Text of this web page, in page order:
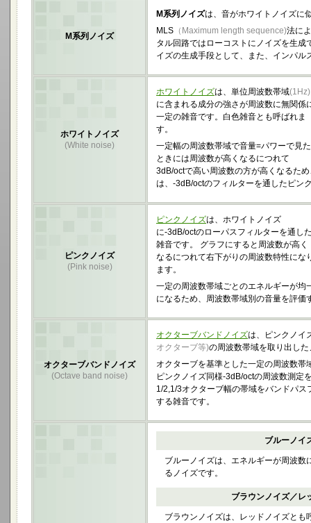
M系列ノイズ
M系列ノイズは、音がホワイトノイズに
MLS （Maximum length sequence)法に
タル回路ではローコストにノイズを生成
イズの生成手段として、また、インパル
ホワイトノイズ
(White noise)
ホワイトノイズは、単位周波数帯域(1Hz)
に含まれる成分の強さが周波数に無関係
一定の雑音です。白色雑音とも呼ばれま
す。
一定幅の周波数帯域で音量=パワーで見た
ときには周波数が高くなるにつれて
3dB/octで高い周波数の方が高くなるた
は、-3dB/octのフィルターを通したピン
ピンクノイズ
(Pink noise)
ピンクノイズは、ホワイトノイズ
に-3dB/octのローパスフィルターを通し
雑音です。 グラフにすると周波数が高く
なるにつれて右下がりの周波数特性にな
ます。
一定の周波数帯域ごとのエネルギーが均
になるため、周波数帯域別の音量を評価
オクターブバンドノイズ
(Octave band noise)
オクターブバンドノイズは、ピンクノイ
オクターブ等)の周波数帯域を取り出し
オクターブを基準とした一定の周波数帯
ピンクノイズ同様-3dB/octの周波数測定
1/2,1/3オクターブ幅の帯域をバンドパス
する雑音です。
ブルーノイ
ブルーノイズは、エネルギーが周波数
るノイズです。
ブラウンノイズ／ レ
ブラウンノイズは、レッドノイズとも